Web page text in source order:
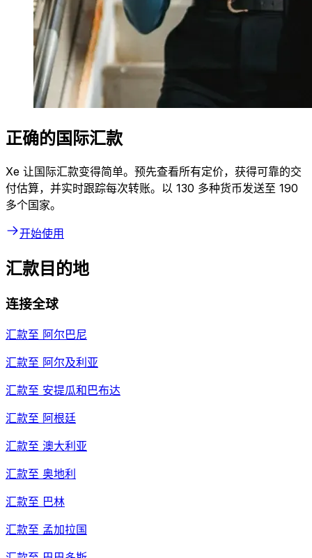
正确的国际汇款
Xe 让国际汇款变得简单。预先查看所有定价，获得可靠的交
付估算，并实时跟踪每次转账。以 130 多种货币发送至 190
多个国家。
开始使用
汇款目的地
连接全球
汇款至 阿尔巴尼
汇款至 阿尔及利亚
汇款至 安提瓜和巴布达
汇款至 阿根廷
汇款至 澳大利亚
汇款至 奥地利
汇款至 巴林
汇款至 孟加拉国